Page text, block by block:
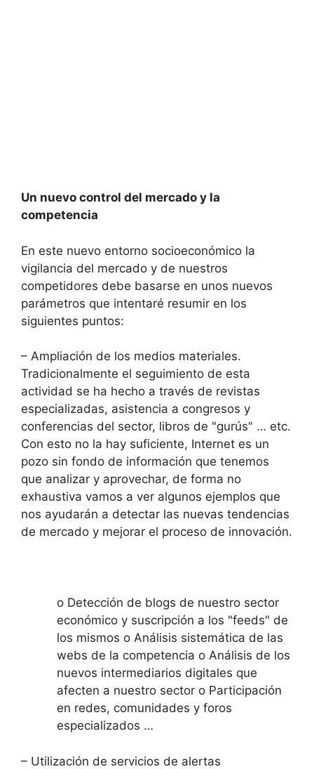
Un nuevo control del mercado y la
competencia
En este nuevo entorno socioeconómico la
vigilancia del mercado y de nuestros
competidores debe basarse en unos nuevos
parámetros que intentaré resumir en los
siguientes puntos:
– Ampliación de los medios materiales.
Tradicionalmente el seguimiento de esta
actividad se ha hecho a través de revistas
especializadas, asistencia a congresos y
conferencias del sector, libros de "gurús" … etc.
Con esto no la hay suficiente, Internet es un
pozo sin fondo de información que tenemos
que analizar y aprovechar, de forma no
exhaustiva vamos a ver algunos ejemplos que
nos ayudarán a detectar las nuevas tendencias
de mercado y mejorar el proceso de innovación.
o Detección de blogs de nuestro sector
económico y suscripción a los "feeds" de
los mismos o Análisis sistemática de las
webs de la competencia o Análisis de los
nuevos intermediarios digitales que
afecten a nuestro sector o Participación
en redes, comunidades y foros
especializados …
– Utilización de servicios de alertas